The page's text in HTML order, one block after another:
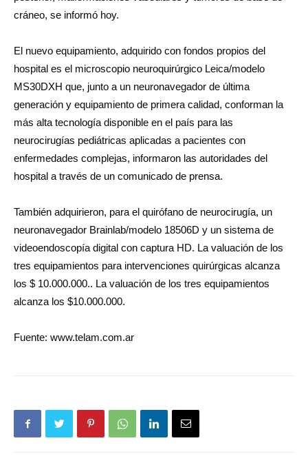
cráneo, se informó hoy.
El nuevo equipamiento, adquirido con fondos propios del
hospital es el microscopio neuroquirúrgico Leica/modelo
MS30DXH que, junto a un neuronavegador de última
generación y equipamiento de primera calidad, conforman la
más alta tecnología disponible en el país para las
neurocirugías pediátricas aplicadas a pacientes con
enfermedades complejas, informaron las autoridades del
hospital a través de un comunicado de prensa.
También adquirieron, para el quirófano de neurocirugía, un
neuronavegador Brainlab/modelo 18506D y un sistema de
videoendoscopía digital con captura HD. La valuación de los
tres equipamientos para intervenciones quirúrgicas alcanza
los $ 10.000.000.. La valuación de los tres equipamientos
alcanza los $10.000.000.
Fuente: www.telam.com.ar